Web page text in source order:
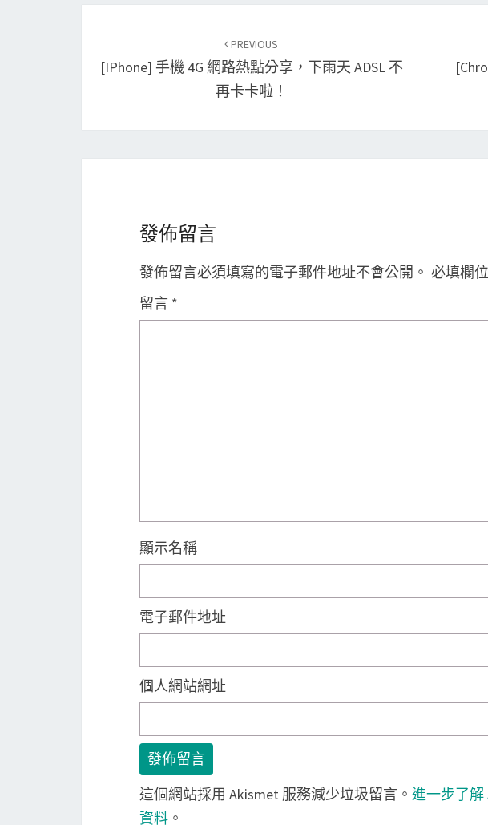
navigation
PREVIOUS
[iPhone] 手機 4G 網路熱點分享，下雨天 ADSL 不
再卡卡啦！
發佈留言
發佈留言必須填寫的電子郵件地址不會公開。 必填欄
留言 *
顯示名稱
電子郵件地址
個人網站網址
這個網站採用 Akismet 服務減少垃圾留言。 進一步了解
資料 。